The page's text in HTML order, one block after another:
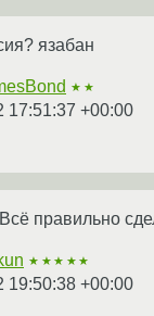
язабан
★★
17:51:37 +00:00
правильно
★★★★★
19:50:38 +00:00